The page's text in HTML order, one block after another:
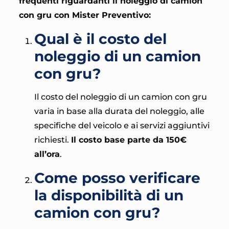
con gru con Mister Preventivo:
Qual è il costo del
noleggio di un camion
con gru?
Il costo del noleggio di un camion con gru
varia in base alla durata del noleggio, alle
specifiche del veicolo e ai servizi aggiuntivi
richiesti. Il costo base parte da 150€
all’ora.
Come posso verificare
la disponibilità di un
camion con gru?